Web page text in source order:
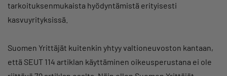
tarkoituksenmukaista hyödyntämistä erityisesti
kasvuyrityksissä.
Suomen Yrittäjät kuitenkin yhtyy valtioneuvoston kantaan,
että SEUT 114 artiklan käyttäminen oikeusperustana ei ole